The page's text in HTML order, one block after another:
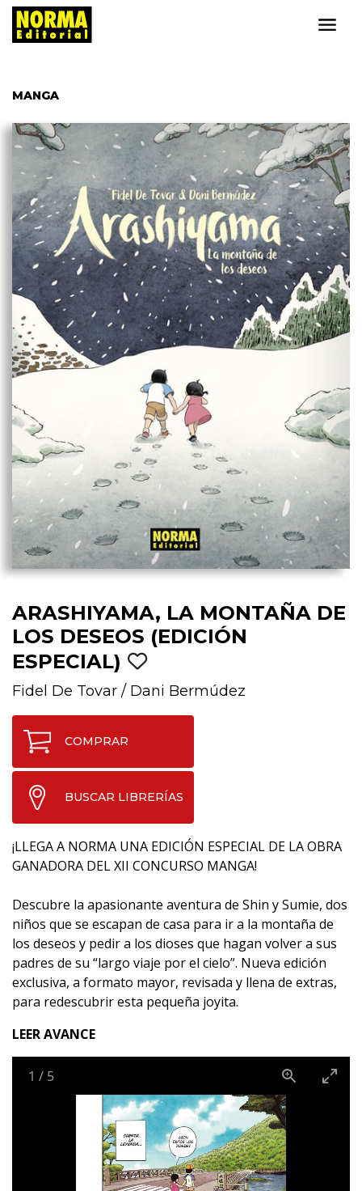
MANGA
ARASHIYAMA, LA MONTAÑA DE
LOS DESEOS (EDICIÓN
ESPECIAL)
Fidel De Tovar / Dani Bermúdez
COMPRAR
BUSCAR LIBRERÍAS
¡LLEGA A NORMA UNA EDICIÓN ESPECIAL DE LA OBRA
GANADORA DEL XII CONCURSO MANGA!
Descubre la apasionante aventura de Shin y Sumie, dos
niños que se escapan de casa para ir a la montaña de
los deseos y pedir a los dioses que hagan volver a sus
padres de su “largo viaje por el cielo”. Nueva edición
exclusiva, a formato mayor, revisada y llena de extras,
para redescubrir esta pequeña joyita.
LEER AVANCE
1 / 5